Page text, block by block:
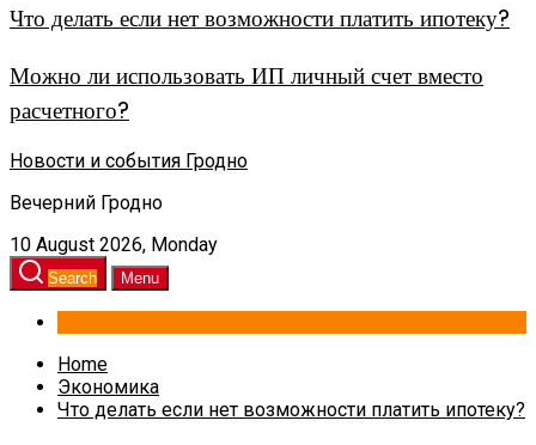
Что делать если нет возможности платить ипотеку?
Можно ли использовать ИП личный счет вместо
расчетного?
Новости и события Гродно
Вечерний Гродно
10 August 2026, Monday
Search Menu
Home
Экономика
Что делать если нет возможности платить ипотеку?